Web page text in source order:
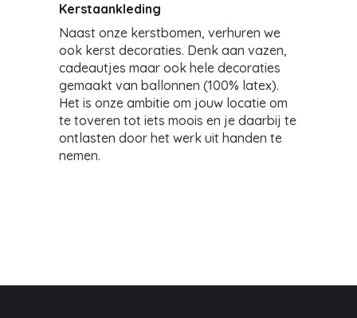
Kerstaankleding
Naast onze kerstbomen, verhuren we
ook kerst decoraties. Denk aan vazen,
cadeautjes maar ook hele decoraties
gemaakt van ballonnen (100% latex).
Het is onze ambitie om jouw locatie om
te toveren tot iets moois en je daarbij te
ontlasten door het werk uit handen te
nemen.